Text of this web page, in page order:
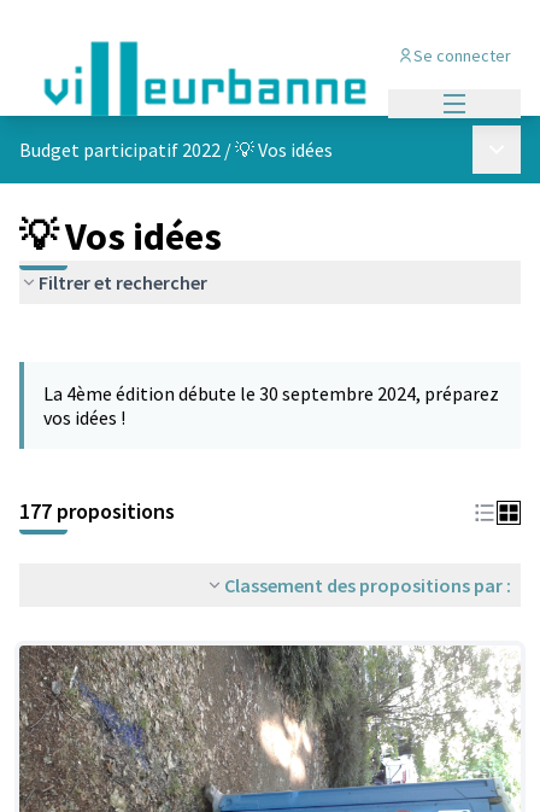
Se connecter
Budget participatif 2022 /💡 Vos idées
💡 Vos idées
Filtrer et rechercher
−
La 4ème édition débute le 30 septembre 2024, préparez
vos idées !
177 propositions
Classement des propositions par :